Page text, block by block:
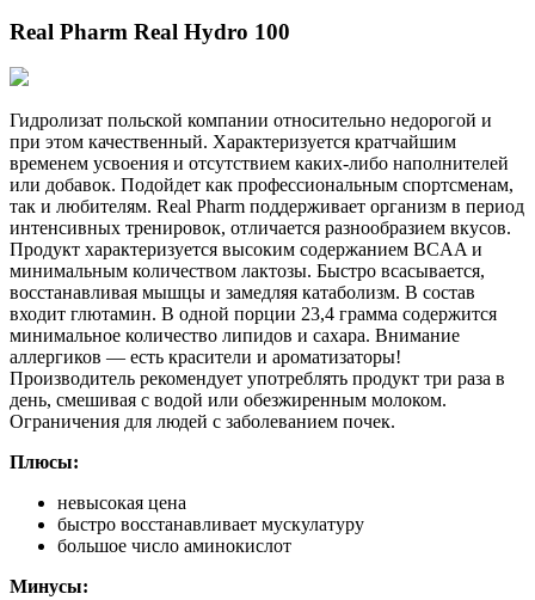
Real Pharm Real Hydro 100
Гидролизат польской компании относительно недорогой и
при этом качественный. Характеризуется кратчайшим
временем усвоения и отсутствием каких-либо наполнителей
или добавок. Подойдет как профессиональным спортсменам,
так и любителям. Real Pharm поддерживает организм в период
интенсивных тренировок, отличается разнообразием вкусов.
Продукт характеризуется высоким содержанием BCAA и
минимальным количеством лактозы. Быстро всасывается,
восстанавливая мышцы и замедляя катаболизм. В состав
входит глютамин. В одной порции 23,4 грамма содержится
минимальное количество липидов и сахара. Внимание
аллергиков — есть красители и ароматизаторы!
Производитель рекомендует употреблять продукт три раза в
день, смешивая с водой или обезжиренным молоком.
Ограничения для людей с заболеванием почек.
Плюсы:
невысокая цена
быстро восстанавливает мускулатуру
большое число аминокислот
Минусы: